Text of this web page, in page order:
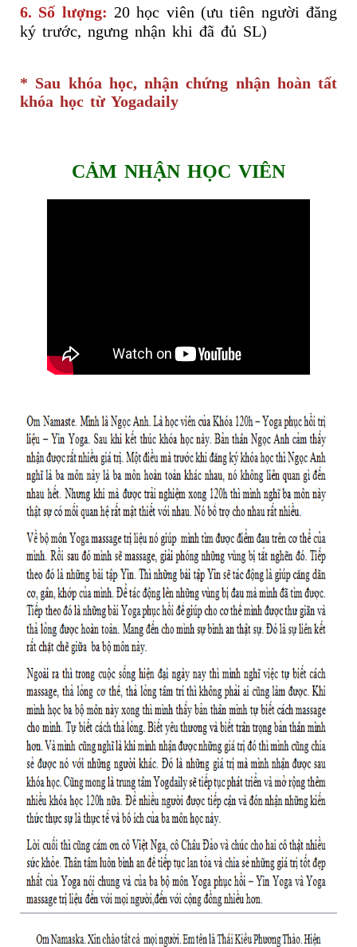
6. Số lượng: 20 học viên (ưu tiên người đăng
ký trước, ngưng nhận khi đã đủ SL)
* Sau khóa học, nhận chứng nhận hoàn tất
khóa học từ Yogadaily
CẢM NHẬN HỌC VIÊN